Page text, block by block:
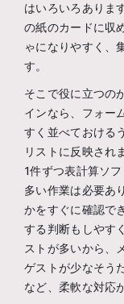
はいろいろありま
の紙のカードに収
ゃになりやすく、
す。
そこで役に立つの
インなら、フォー
すく並べておける
リストに反映され
1件ずつ表計算ソ
多い作業は必要あ
かをすぐに確認で
する判断もしやす
ストが多いから、
ゲストが少なそう
など、柔軟な対応